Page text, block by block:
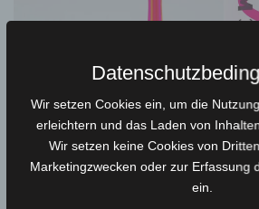
Wir setzen Cookies ein, um die
erleichtern und das Laden von
Wir setzen keine Cookies von
Marketingzwecken oder zur Erfassung
ein.